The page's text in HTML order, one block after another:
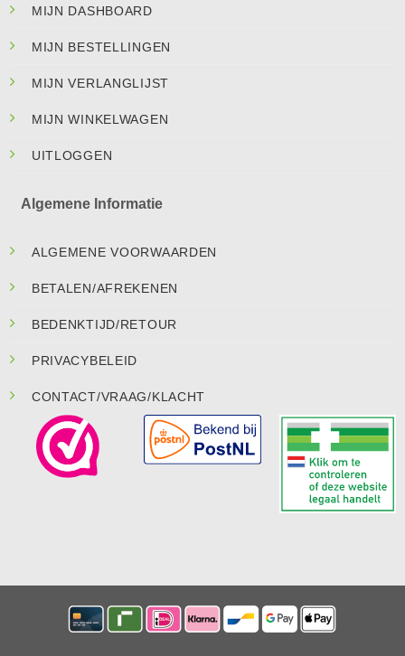
MIJN DASHBOARD
MIJN BESTELLINGEN
MIJN VERLANGLIJST
MIJN WINKELWAGEN
UITLOGGEN
Algemene Informatie
ALGEMENE VOORWAARDEN
BETALEN/AFREKENEN
BEDENKTIJD/RETOUR
PRIVACYBELEID
CONTACT/VRAAG/KLACHT